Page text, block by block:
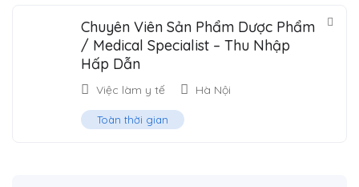
Chuyên Viên Sản Phẩm Dược Phẩm
/ Medical Specialist – Thu Nhập
Hấp Dẫn
Việc làm y tế Hà Nội
Toàn thời gian